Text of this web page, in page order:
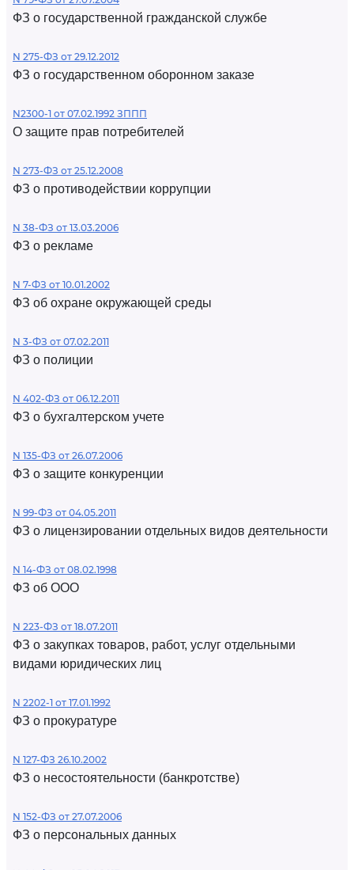
ФЗ о государственной гражданской службе
N 275-ФЗ от 29.12.2012
ФЗ о государственном оборонном заказе
N2300-1 от 07.02.1992 ЗППП
О защите прав потребителей
N 273-ФЗ от 25.12.2008
ФЗ о противодействии коррупции
N 38-ФЗ от 13.03.2006
ФЗ о рекламе
N 7-ФЗ от 10.01.2002
ФЗ об охране окружающей среды
N 3-ФЗ от 07.02.2011
ФЗ о полиции
N 402-ФЗ от 06.12.2011
ФЗ о бухгалтерском учете
N 135-ФЗ от 26.07.2006
ФЗ о защите конкуренции
N 99-ФЗ от 04.05.2011
ФЗ о лицензировании отдельных видов деятельности
N 14-ФЗ от 08.02.1998
ФЗ об ООО
N 223-ФЗ от 18.07.2011
ФЗ о закупках товаров, работ, услуг отдельными
видами юридических лиц
N 2202-1 от 17.01.1992
ФЗ о прокуратуре
N 127-ФЗ 26.10.2002
ФЗ о несостоятельности (банкротстве)
N 152-ФЗ от 27.07.2006
ФЗ о персональных данных